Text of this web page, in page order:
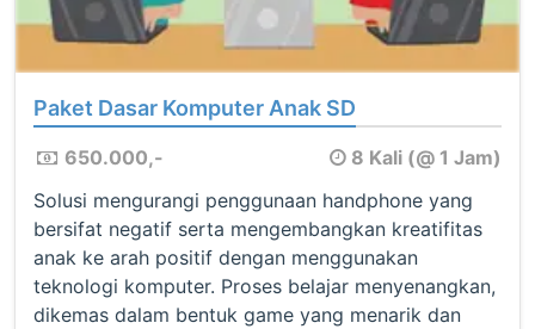
Paket Dasar Komputer Anak SD
650.000,-
8 Kali (@ 1 Jam)
Solusi mengurangi penggunaan handphone yang
bersifat negatif serta mengembangkan kreatifitas
anak ke arah positif dengan menggunakan
teknologi komputer. Proses belajar menyenangkan,
dikemas dalam bentuk game yang menarik dan